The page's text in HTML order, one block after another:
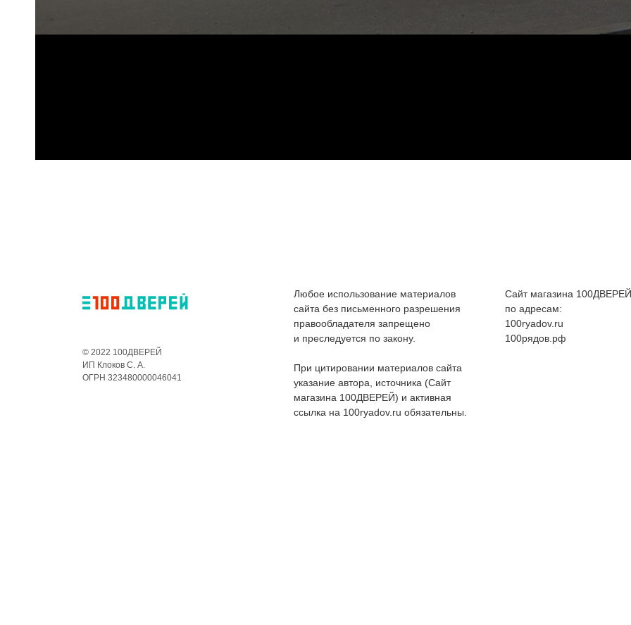
© 2022 100ДВЕРЕЙ
ИП Клоков С. А.
ОГРН 323480000046041
Любое использование материалов
сайта без письменного разрешения
правообладателя запрещено
и преследуется по закону.
При цитировании материалов сайта
указание автора, источника (Сайт
магазина 100ДВЕРЕЙ) и активная
ссылка на 100ryadov.ru обязательны.
Сайт магазина
по адресам:
100ryadov.ru
100рядов.рф